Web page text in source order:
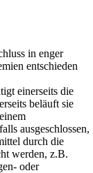
in enger
entschieden
einerseits die
beläuft sie
ausgeschlossen,
durch die
werden, z.B.
oder